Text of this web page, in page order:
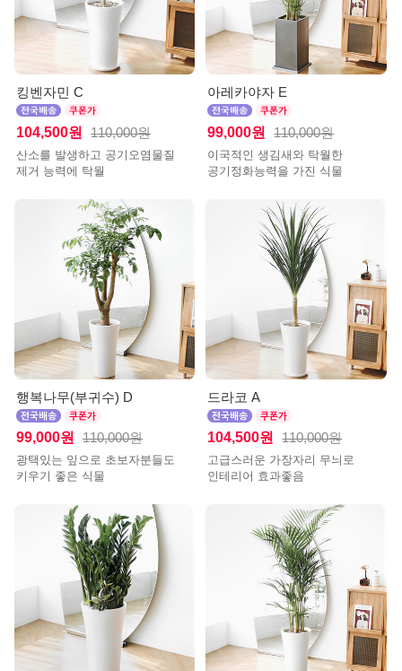
킹벤자민 C
104,500원 110,000원
산소를 발생하고 공기오염물질
제거 능력에 탁월
아레카야자 E
99,000원 110,000원
이국적인 생김새와 탁월한
공기정화능력을 가진 식물
행복나무(부귀수) D
99,000원 110,000원
광택있는 잎으로 초보자분들도
키우기 좋은 식물
드라코 A
104,500원 110,000원
고급스러운 가장자리 무늬로
인테리어 효과좋음